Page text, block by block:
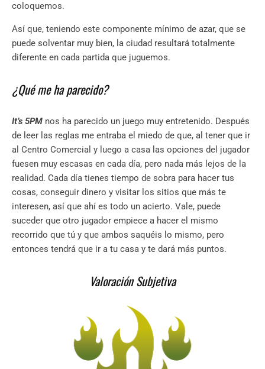
coloquemos.
Así que, teniendo este componente mínimo de azar, que se
puede solventar muy bien, la ciudad resultará totalmente
diferente en cada partida que juguemos.
¿Qué me ha parecido?
It’s 5PM nos ha parecido un juego muy entretenido. Después
de leer las reglas me entraba el miedo de que, al tener que ir
al Centro Comercial y luego a casa las opciones del jugador
fuesen muy escasas en cada día, pero nada más lejos de la
realidad. Cada día tienes tiempo de sobra para hacer tus
cosas, conseguir dinero y visitar los sitios que más te
interesen, así que ahí es todo un acierto. Vale, puede
suceder que otro jugador empiece a hacer el mismo
recorrido que tú y que ambos saquéis lo mismo, pero
entonces tendrá que ir a tu casa y te dará más puntos.
Valoración Subjetiva